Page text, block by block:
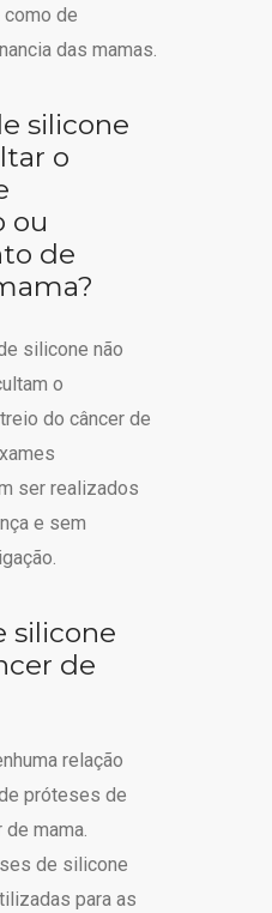
de
das mamas.
silicone
o
ou
de
silicone não
o
do câncer de
ser realizados
e sem
silicone
de
relação
próteses de
mama.
de silicone
para as